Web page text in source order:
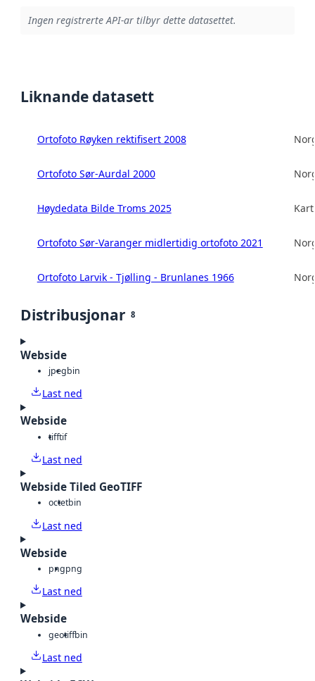
Ingen registrerte API-ar tilbyr dette datasettet.
Liknande datasett
Ortofoto Røyken rektifisert 2008
Ortofoto Sør-Aurdal 2000
Høydedata Bilde Troms 2025
Ortofoto Sør-Varanger midlertidig ortofoto 2021
Ortofoto Larvik - Tjølling - Brunlanes 1966
Distribusjonar 8
Webside
jpegbin
Last ned
Webside
tifftif
Last ned
Webside Tiled GeoTIFF
octetbin
Last ned
Webside
pngpng
Last ned
Webside
geotiffbin
Last ned